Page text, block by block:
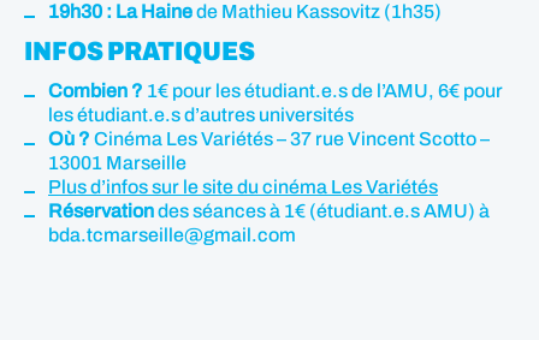
19h30 : La Hainede Mathieu Kassovitz (1h35)
INFOS PRATIQUES
Combien ? 1€ pour les étudiant.e.s de l’AMU, 6€ pour
les étudiant.e.s d’autres universités
Où ? Cinéma Les Variétés – 37 rue Vincent Scotto –
13001 Marseille
Plus d’infos sur le site du cinéma Les Variétés
Réservationdes séances à 1€ (étudiant.e.s AMU) à
bda.tcmarseille@gmail.com